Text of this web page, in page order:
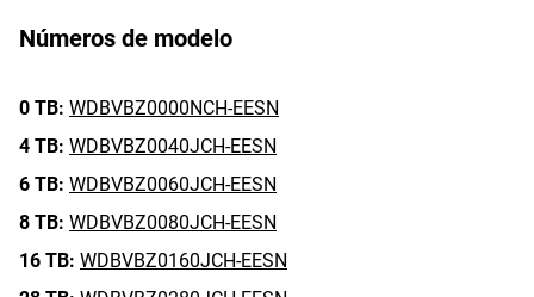
Números de modelo
0 TB: WDBVBZ0000NCH-EESN
4 TB: WDBVBZ0040JCH-EESN
6 TB: WDBVBZ0060JCH-EESN
8 TB: WDBVBZ0080JCH-EESN
16 TB: WDBVBZ0160JCH-EESN